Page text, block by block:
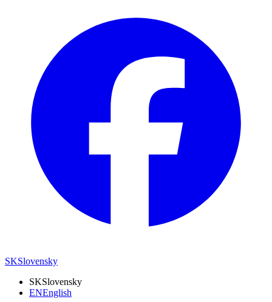
SKSlovensky
SKSlovensky
ENEnglish